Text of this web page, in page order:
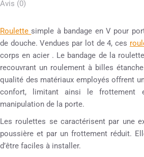
Avis (0)
Roulettesimple à bandage en V pour
de douche. Vendues par lot de 4, ces
corps en acier . Le bandage de la
recouvrant un roulement à billes
qualité des matériaux employés offrent
confort, limitant ainsi le
manipulation de la porte.
Les roulettes se caractérisent par une
poussière et par un frottement réduit.
d’être faciles à installer.